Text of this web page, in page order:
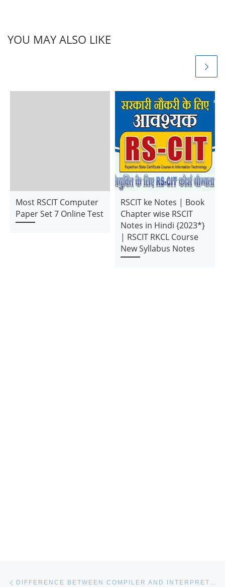
YOU MAY ALSO LIKE
Most RSCIT Computer
Paper Set 7 Online Test
RSCIT ke Notes | Book
Chapter wise RSCIT
Notes in Hindi {2023*}
| RSCIT RKCL Course
New Syllabus Notes
DIFFERENCE BETWEEN COMPILER AND INTERPRETER